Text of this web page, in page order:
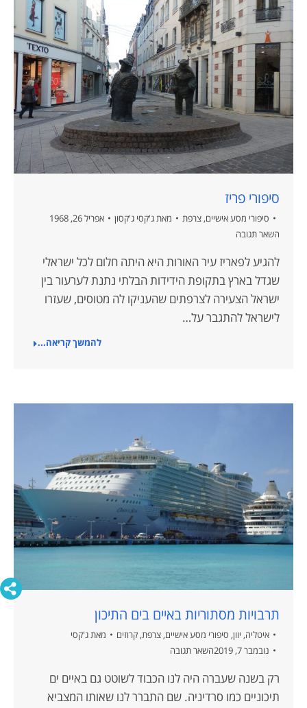
סיפורי פריז
סיפורי מסע אישיים, צרפת מאתג'קסי ג'קסון
אפריל 26, 1968
השאר תגובה
להגיע לפאריז עיר האורות היא היתה חלום לכל ישראלי
שגדל בארץ בתקופת הידידות הבלתי נתנת לערעור בין
ישראל הצעירה לצרפתים שהעניקו לה מטוסים, שעזרו
לישראל להתגבר על…
להמשך קריאה...
תרבויות מסתוריות באיים בים התיכון
איטליה, יוון, סיפורי מסע אישיים, צרפת, קרוזים מאתג'קסי
נובמבר 7, 2019
השאר תגובה
רק בשנה שעברה היה לנו הכבוד לשוטט גם באיים ים
תיכוניים כמו סרדיניה. שם התברר לנו שאותו המצביא